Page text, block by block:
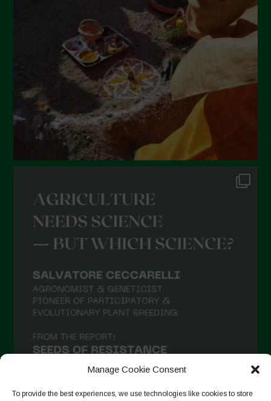
Manage Cookie Consent
To provide the best experiences, we use technologies like cookies to store